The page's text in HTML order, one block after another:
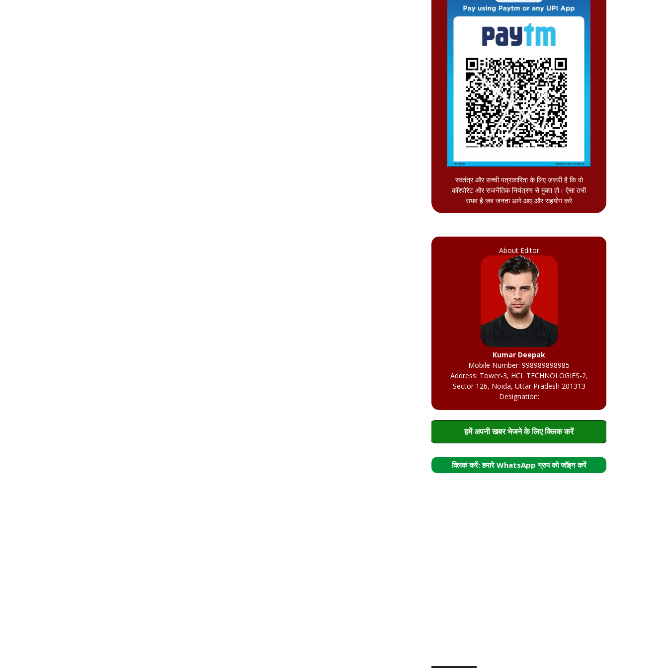
स्वतंत्र और सच्ची पत्रकारिता के लिए ज़रूरी है कि वो
कॉरपोरेट और राजनैतिक नियंत्रण से मुक्त हो। ऐसा तभी
संभव है जब जनता आगे आए और सहयोग करे
About Editor
Kumar Deepak
Mobile Number: 998989898985
Address: Tower-3, HCL TECHNOLOGIES-2,
Sector 126, Noida, Uttar Pradesh 201313
Designation:
हमें अपनी खबर भेजने के लिए क्लिक करें
क्लिक करें: हमारे WhatsApp ग्रुप को जॉइन करें